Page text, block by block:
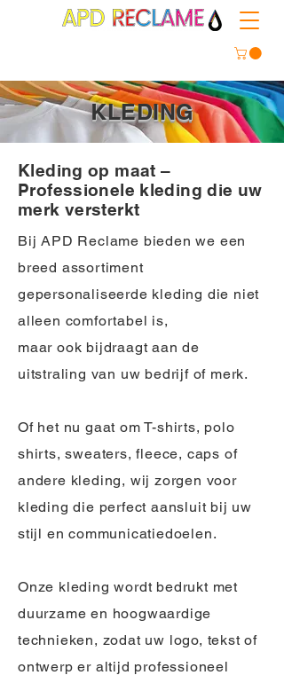
KLEDING
Kleding op maat –
Professionele kleding die uw
merk versterkt
Bij APD Reclame bieden we een
breed assortiment
gepersonaliseerde kleding die niet
alleen comfortabel is,
maar ook bijdraagt aan de
uitstraling van uw bedrijf of merk.
Of het nu gaat om T-shirts, polo
shirts, sweaters, fleece, caps of
andere kleding, wij zorgen voor
kleding die perfect aansluit bij uw
stijl en communicatiedoelen.
Onze kleding wordt bedrukt met
duurzame en hoogwaardige
technieken, zodat uw logo, tekst of
ontwerp er altijd professioneel